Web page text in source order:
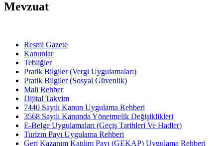
Mevzuat
Resmi Gazete
Kanunlar
Tebliğler
Pratik Bilgiler (Vergi Uygulamaları)
Pratik Bilgiler (Sosyal Güvenlik)
Mali Rehber
Dijital Takvim
7440 Sayılı Kanun Uygulama Rehberi
3568 Sayılı Kanunda Yönetmelik Değişiklikleri
E-Belge Uygulamaları (Geçiş Tarihleri Ve Hadler)
Turizm Payı Uygulama Rehberi
Geri Kazanım Katılım Payı (GEKAP) Uygulama Rehberi